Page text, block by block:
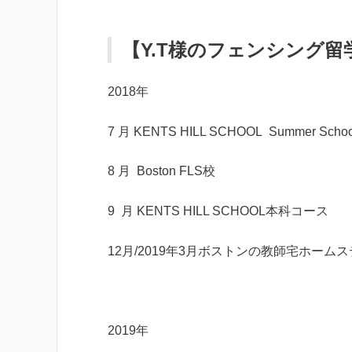
【Y.T様のフェンシング留
2018年
7 月 KENTS HILL SCHOOL Summer
8 月 Boston FLS校
9 月 KENTS HILL SCHOOL本科コース
12月/2019年3月ボストンの教師宅ホームス
2019年